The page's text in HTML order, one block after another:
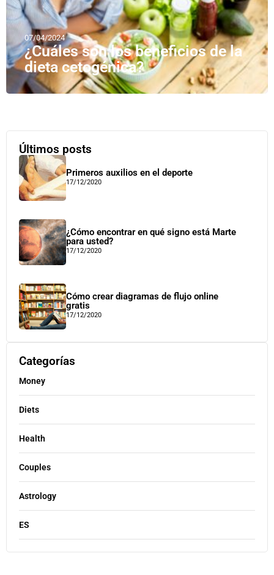
07/04/2024
¿Cuáles son los beneficios de la
dieta cetogénica?
Últimos posts
Primeros auxilios en el deporte
17/12/2020
¿Cómo encontrar en qué signo está Marte
para usted?
17/12/2020
Cómo crear diagramas de flujo online
gratis
17/12/2020
Categorías
Money
Diets
Health
Couples
Astrology
ES